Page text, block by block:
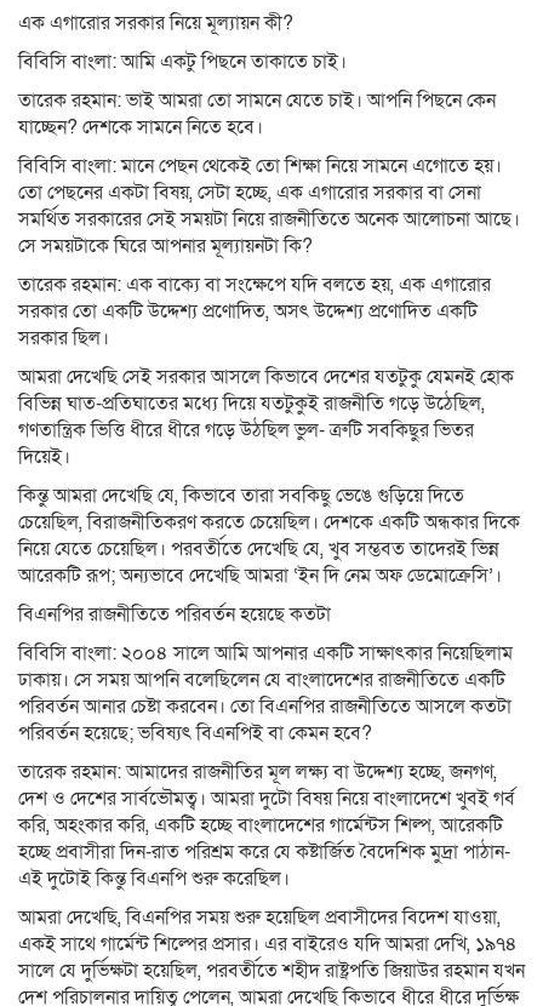
এক এগারোর সরকার নিয়ে মূল্যায়ন কী?
বিবিসি বাংলা: আমি একটু পিছনে তাকাতে চাই।
তারেক রহমান: ভাই আমরা তো সামনে যেতে চাই। আপনি পিছনে কেন
যাচ্ছেন? দেশকে সামনে নিতে হবে।
বিবিসি বাংলা: মানে পেছন থেকেই তো শিক্ষা নিয়ে সামনে এগোতে হয়।
তো পেছনের একটা বিষয়, সেটা হচ্ছে, এক এগারোর সরকার বা সেনা
সমর্থিত সরকারের সেই সময়টা নিয়ে রাজনীতিতে অনেক আলোচনা আছে।
সে সময়টাকে ঘিরে আপনার মূল্যায়নটা কি?
তারেক রহমান: এক বাক্যে বা সংক্ষেপে যদি বলতে হয়, এক এগারোর
সরকার তো একটি উদ্দেশ্য প্রণোদিত, অসৎ উদ্দেশ্য প্রণোদিত একটি
সরকার ছিল।
আমরা দেখেছি সেই সরকার আসলে কিভাবে দেশের যতটুকু যেমনই হোক
বিভিন্ন ঘাত-প্রতিঘাতের মধ্যে দিয়ে যতটুকুই রাজনীতি গড়ে উঠেছিল,
গণতান্ত্রিক ভিত্তি ধীরে ধীরে গড়ে উঠছিল ভুল- ত্রুটি সবকিছুর ভিতর
দিয়েই।
কিন্তু আমরা দেখেছি যে, কিভাবে তারা সবকিছু ভেঙে গুড়িয়ে দিতে
চেয়েছিল, বিরাজনীতিকরণ করতে চেয়েছিল। দেশকে একটি অন্ধকার দিকে
নিয়ে যেতে চেয়েছিল। পরবর্তীতে দেখেছি যে, খুব সম্ভবত তাদেরই ভিন্ন
আরেকটি রূপ; অন্যভাবে দেখেছি আমরা ‘ইন দি নেম অফ ডেমোক্রেসি’।
বিএনপির রাজনীতিতে পরিবর্তন হয়েছে কতটা
বিবিসি বাংলা: ২০০৪ সালে আমি আপনার একটি সাক্ষাৎকার নিয়েছিলাম
ঢাকায়। সে সময় আপনি বলেছিলেন যে বাংলাদেশের রাজনীতিতে একটি
পরিবর্তন আনার চেষ্টা করবেন। তো বিএনপির রাজনীতিতে আসলে কতটা
পরিবর্তন হয়েছে; ভবিষ্যৎ বিএনপিই বা কেমন হবে?
তারেক রহমান: আমাদের রাজনীতির মূল লক্ষ্য বা উদ্দেশ্য হচ্ছে, জনগণ,
দেশ ও দেশের সার্বভৌমত্ব। আমরা দুটো বিষয় নিয়ে বাংলাদেশে খুবই গর্ব
করি, অহংকার করি, একটি হচ্ছে বাংলাদেশের গার্মেন্টস শিল্প, আরেকটি
হচ্ছে প্রবাসীরা দিন-রাত পরিশ্রম করে যে কষ্টার্জিত বৈদেশিক মুদ্রা পাঠান-
এই দুটোই কিন্তু বিএনপি শুরু করেছিল।
আমরা দেখেছি, বিএনপির সময় শুরু হয়েছিল প্রবাসীদের বিদেশ যাওয়া,
একই সাথে গার্মেন্ট শিল্পের প্রসার। এর বাইরেও যদি আমরা দেখি, ১৯৭৪
সালে যে দুর্ভিক্ষটা হয়েছিল, পরবর্তীতে শহীদ রাষ্ট্রপতি জিয়াউর রহমান যখন
দেশ পরিচালনার দায়িত্ব পেলেন, আমরা দেখেছি কিভাবে ধীরে ধীরে দুর্ভিক্ষ